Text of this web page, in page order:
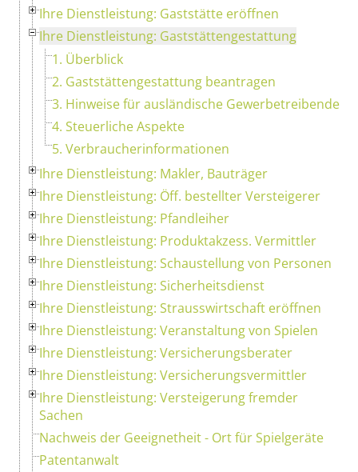
Ihre Dienstleistung: Gaststätte eröffnen
Ihre Dienstleistung: Gaststättengestattung
1. Überblick
2. Gaststättengestattung beantragen
3. Hinweise für ausländische Gewerbetreibende
4. Steuerliche Aspekte
5. Verbraucherinformationen
Ihre Dienstleistung: Makler, Bauträger
Ihre Dienstleistung: Öff. bestellter Versteigerer
Ihre Dienstleistung: Pfandleiher
Ihre Dienstleistung: Produktakzess. Vermittler
Ihre Dienstleistung: Schaustellung von Personen
Ihre Dienstleistung: Sicherheitsdienst
Ihre Dienstleistung: Strausswirtschaft eröffnen
Ihre Dienstleistung: Veranstaltung von Spielen
Ihre Dienstleistung: Versicherungsberater
Ihre Dienstleistung: Versicherungsvermittler
Ihre Dienstleistung: Versteigerung fremder
Sachen
Nachweis der Geeignetheit - Ort für Spielgeräte
Patentanwalt